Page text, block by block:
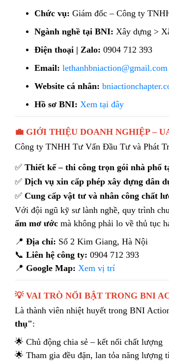
Chức vụ: Giám đốc – Công ty
Ngành nghề tại BNI: Xây dựng >
Điện thoại | Zalo: 0904 712 393
Email: lethanhbniaction@gmail.com
Website cá nhân:
Hồ sơ BNI: Xem tại đây
💼 GIỚI THIỆU DOANH NGHIỆP –
Công ty TNHH Tư Vấn Đầu Tư và Phát
✅Thiết kế – thi công trọn gói nhà phố
✅Dịch vụ xin cấp phép xây dựng dân
✅Cung cấp vật tư và nhân công chất
Với đội ngũ kỹ sư lành nghề, quy trình
ấm mơ ước mà không phải lo về thủ tục
📍Địa chỉ: Số 2 Kim Giang, Hà Nội
📞Liên hệ công ty: 0904 712 393
📍 Google Map: Xem vị trí
💡 VAI TRÒ NỔI BẬT TRONG BNI
Là thành viên nhiệt huyết trong BNI
thụ":
🌟 Chủ động chia sẻ – kết nối chất lượng
🌟 Tham gia đều đặn, lan tỏa năng lượng